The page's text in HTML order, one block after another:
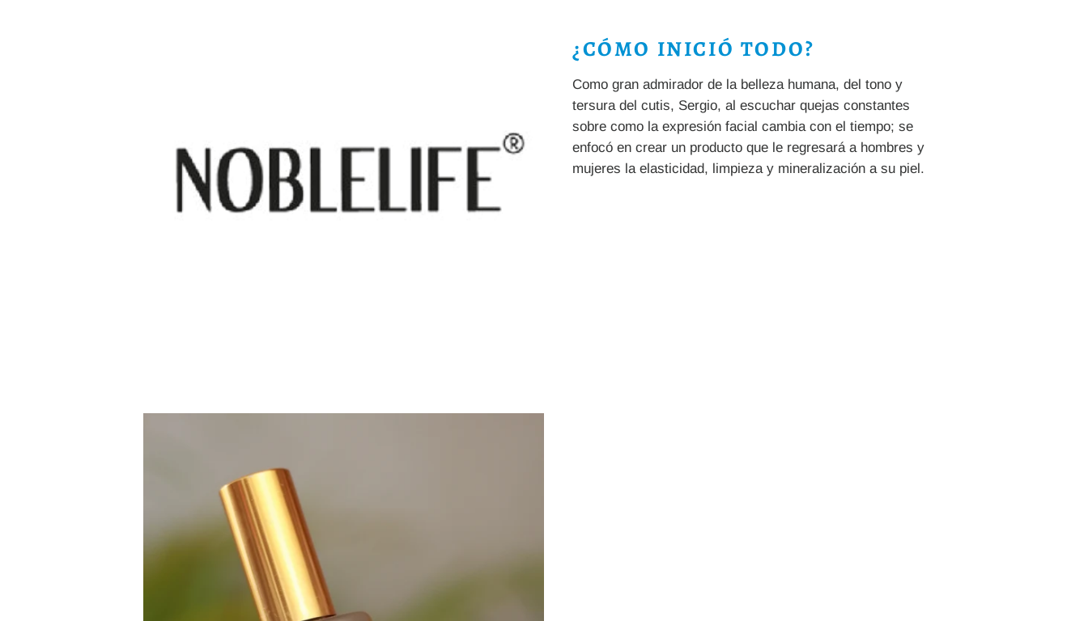
¿CÓMO INICIÓ TODO?
Como gran admirador de la belleza humana, del tono y
tersura del cutis, Sergio, al escuchar quejas constantes
sobre como la expresión facial cambia con el tiempo; se
enfocó en crear un producto que le regresará a hombres y
mujeres la elasticidad, limpieza y mineralización a su piel.